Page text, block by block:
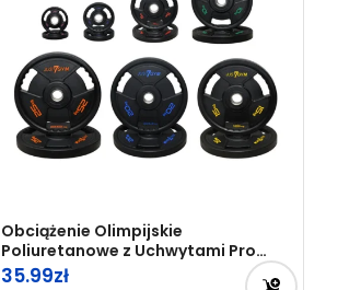
Obciążenie Olimpijskie
Poliuretanowe z Uchwytami Pro
1.25kg – 25kg
35.99